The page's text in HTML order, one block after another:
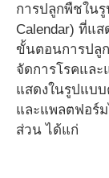
การปลูกพืชในรู
Calendar) ที่แ
ขั้นตอนการปลู
จัดการโรคแล
แสดงในรูปแบ
และแพลตฟอร์ม
ส่วน ได้แก่